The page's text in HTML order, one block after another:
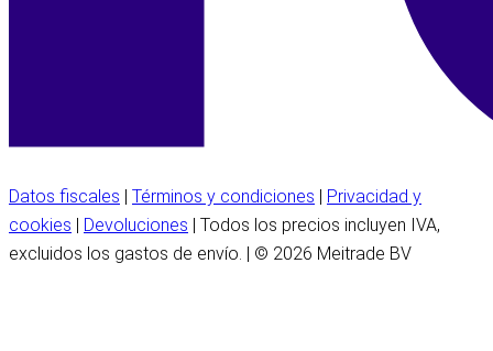
Datos fiscales | Términos y condiciones | Privacidad y
cookies | Devoluciones | Todos los precios incluyen IVA,
excluidos los gastos de envío. | © 2026 Meitrade BV